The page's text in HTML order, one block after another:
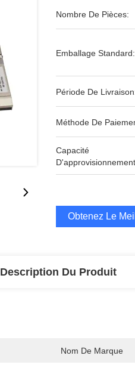
Nombre De Pièces:
Emballage Standard:
Période De
Méthode De
Capacité
Obtenez Le
Description Du Produit
Nom De Marque